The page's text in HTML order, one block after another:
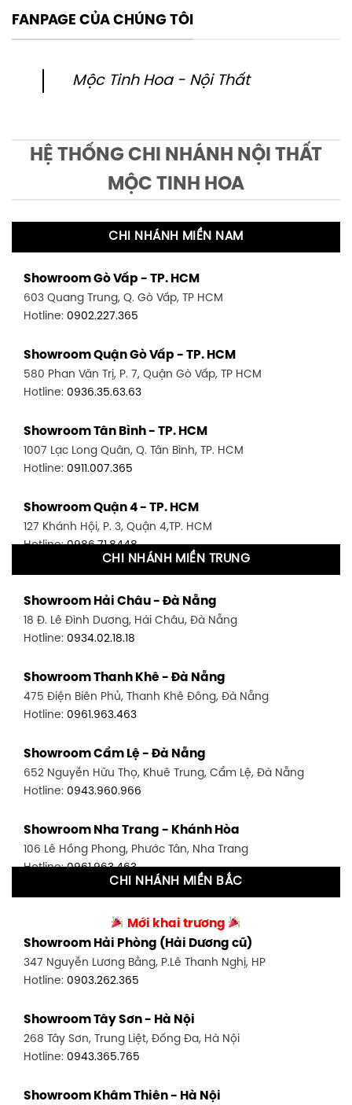
FANPAGE CỦA CHÚNG TÔI
Mộc Tinh Hoa - Nội Thất
HỆ THỐNG CHI NHÁNH NỘI THẤT
MỘC TINH HOA
CHI NHÁNH MIỀN NAM
Showroom Gò Vấp - TP. HCM
603 Quang Trung, Q. Gò Vấp, TP HCM
Hotline: 0902.227.365
Showroom Quận Gò Vấp - TP. HCM
580 Phan Văn Trị, P. 7, Quận Gò Vấp, TP HCM
Hotline: 0936.35.63.63
Showroom Tân Bình - TP. HCM
1007 Lạc Long Quân, Q. Tân Bình, TP. HCM
Hotline: 0911.007.365
Showroom Quận 4 - TP. HCM
127 Khánh Hội, P. 3, Quận 4,TP. HCM
Hotline:0986.71.8448
1411 Đường 3/2, P. 16, Quận 11, TP. HCM
Hotline:0906.256.759
1448 Huỳnh Tấn Phát, Phú Thuận, Quận 7, TP HCM
Hotline:0946.480.580
348 Đ. Bạch Đằng, P. 14, Bình Thạnh, TP HCM
Hotline:0902.716.230
591 Hoàng Văn Thụ, P. 4, Tân Bình, TP HCM
Hotline:0906.256.759
0986.71.8448
Showroom Thuận An - Bình Dương
66 đường DT743, An Phú, Thuận An, Bình Dương
Showroom Biên Hòa - Đồng Nai
452 Nguyễn Ái Quốc, Tân Tiến, TP. Biên Hòa, Đồng Nai
CHI NHÁNH MIỀN TRUNG
Showroom Hải Châu - Đà Nẵng
18 Đ. Lê Đình Dương, Hải Châu, Đà Nẵng
Hotline: 0934.02.18.18
Showroom Thanh Khê - Đà Nẵng
475 Điện Biên Phủ, Thanh Khê Đông, Đà Nẵng
Hotline: 0961.963.463
Showroom Cẩm Lệ - Đà Nẵng
652 Nguyễn Hữu Thọ, Khuê Trung, Cẩm Lệ, Đà Nẵng
Hotline: 0943.960.966
Showroom Nha Trang - Khánh Hòa
106 Lê Hồng Phong, Phước Tân, Nha Trang
Hotline:0961.963.463
27-29 Nguyễn Sỹ Sách, Hưng Bình, TP Vinh, Nghệ An
Hotline:0943.960.966
Showroom Buôn Ma Thuột
Hotline:0934.02.18.18
CHI NHÁNH MIỀN BẮC
Mới khai trương
Showroom Hải Phòng (Hải Dương cũ)
347 Nguyễn Lương Bằng, P.Lê Thanh Nghị, HP
Hotline: 0903.262.365
Showroom Tây Sơn - Hà Nội
268 Tây Sơn, Trung Liệt, Đống Đa, Hà Nội
Hotline: 0943.365.765
Showroom Khâm Thiên - Hà Nội